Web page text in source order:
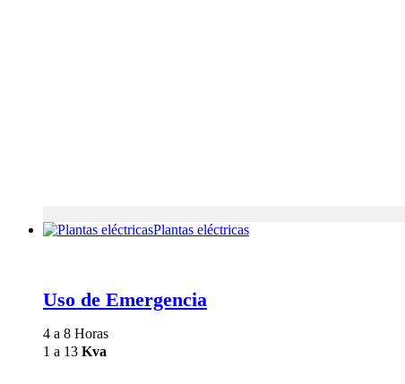
Plantas eléctricas
Uso de Emergencia
4 a 8 Horas
1 a 13 Kva